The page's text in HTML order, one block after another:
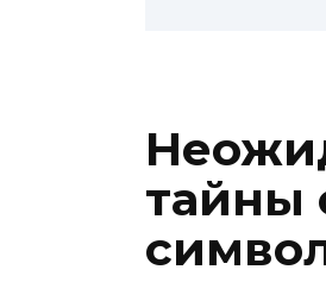
тайны